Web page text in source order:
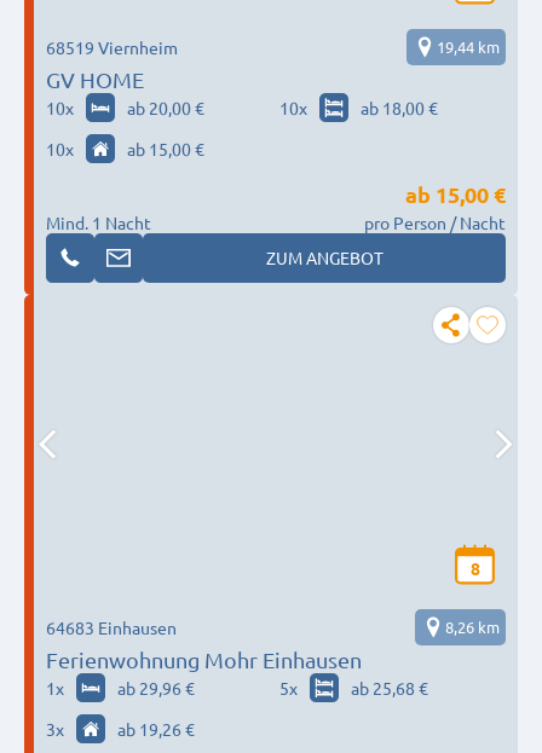
GV HOME
68519 Viernheim 19,44 km
10x ab 20,00 € 10x
ab 18,00 €
10x ab 15,00 €
Mind. 1 Nacht
ab 15,00 €
pro Person / Nacht
ZUM ANGEBOT
8
Ferienwohnung Mohr Einhausen
64683 Einhausen 8,26 km
1x ab 29,96 € 5x
ab 25,68 €
3x ab 19,26 €